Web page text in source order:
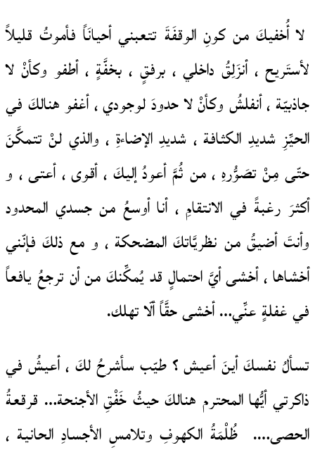
لا أُخفيكَ من كونِ الوقفَةَ تتعبني أحيانَاً فأموتُ قليلاً
لأستَريح ، أنزَلِقُ داخلي ، برفقٍ ، بخفَّةٍ ، أطفو وكأنْ لا
جاذبيّة ، أنفلشُ وكأنْ لا حدودَ لوجودي ، أغفو هنالكَ في
الحيِّزِ شديدِ الكثافة ، شديدِ الإضاءةِ ، والذي لنْ تتمكَّنَ
حتّى مِنْ تصَوُّرهِ ، من ثُمَّ أعودُ إليكَ ، أقوى ، أعتى ، و
أكثرَ رغبةً في الانتقامِ ، أنا أوسعُ من جسدي المحدود
وأنتَ أضيقُ من نظريَّاتكَ المضحكة ، و مع ذلكَ فإنّني
أخشاها ، أخشى أيَّ احتمالٍ قد يُمكِّنكَ من أن ترجعُ يافعاً
في غفلةٍ عنِّي… أخشى حقَّاً ألّا تهلك.
تسألُ نفسكَ أينَ أعيش ؟ طيّب سأشرحُ لكَ ، أعيشُ في
ذاكرتي أيُّها المحترم هنالكَ حيثُ خَفْقِ الأجنحة… قرقعةُ
الحصى…. ظُلْمَةُ الكهوفِ وتلامسِ الأجسادِ الحانية ،